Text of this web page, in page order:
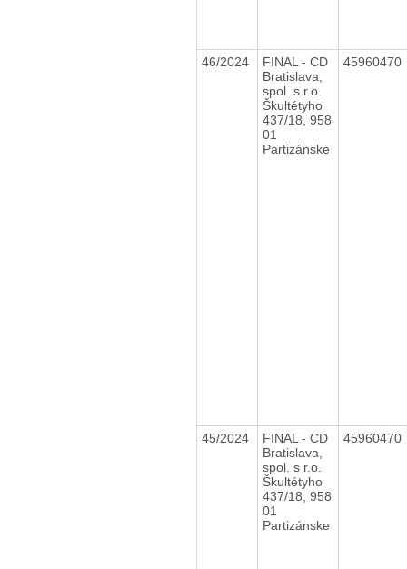
46/2024
FINAL - CD
Bratislava,
spol. s r.o.
Škultétyho
437/18, 958
01
Partizánske
45960470
45/2024
FINAL - CD
Bratislava,
spol. s r.o.
Škultétyho
437/18, 958
01
Partizánske
45960470